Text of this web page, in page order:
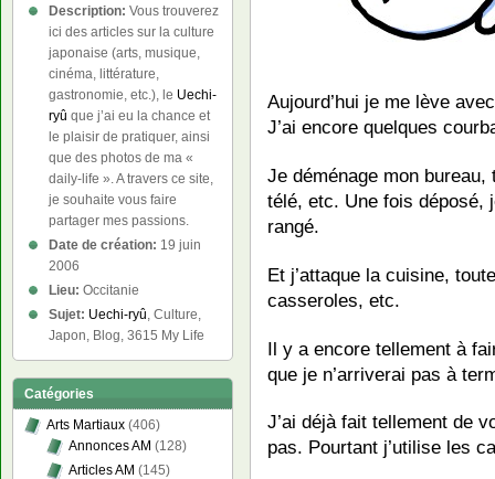
Aujourd’hui je me lève
J’ai encore quelques
Je déménage mon
télé, etc. Une fois déposé,
rangé.
Et j’attaque la cuisine,
casseroles, etc.
Il y a encore tellement à
que je n’arriverai pas à
J’ai déjà fait tellement de
pas. Pourtant j’utilise les
Description: Vous trouverez
ici des articles sur la culture
japonaise (arts, musique,
cinéma, littérature,
gastronomie, etc.), le Uechi-
ryû que j’ai eu la chance et
le plaisir de pratiquer, ainsi
que des photos de ma «
daily-life ». A travers ce site,
je souhaite vous faire
partager mes passions.
Date de création: 19 juin
2006
Lieu: Occitanie
Sujet: Uechi-ryû, Culture,
Japon, Blog, 3615 My Life
Catégories
Arts Martiaux (406)
Annonces AM (128)
Articles AM (145)